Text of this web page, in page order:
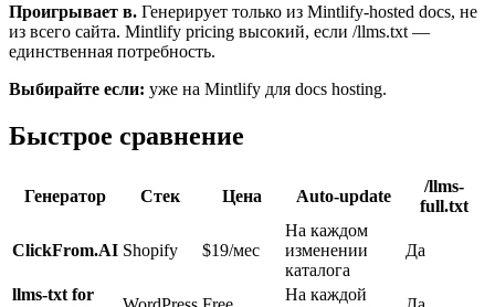
Проигрывает в. Генерирует только из Mintlify-hosted docs, не
из всего сайта. Mintlify pricing высокий, если /llms.txt —
единственная потребность.
Выбирайте если: уже на Mintlify для docs hosting.
Быстрое сравнение
Генератор Стек Цена Auto-update
/llms-
full.txt
ClickFrom.AI Shopify $19/мес
На каждом
изменении
каталога
Да
llms-txt for
На каждой